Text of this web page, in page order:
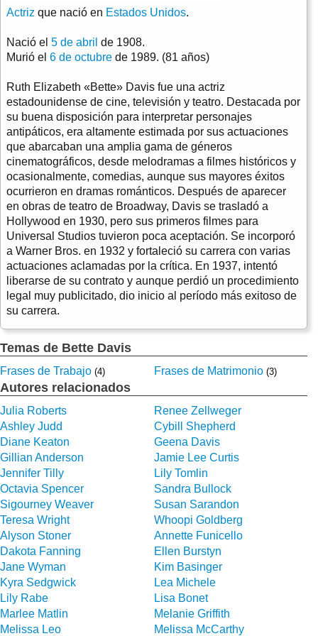
Actriz que nació en Estados Unidos.
Nació el 5 de abril de 1908.
Murió el 6 de octubre de 1989. (81 años)
Ruth Elizabeth «Bette» Davis fue una actriz
estadounidense de cine, televisión y teatro. Destacada por
su buena disposición para interpretar personajes
antipáticos, era altamente estimada por sus actuaciones
que abarcaban una amplia gama de géneros
cinematográficos, desde melodramas a filmes históricos y
ocasionalmente, comedias, aunque sus mayores éxitos
ocurrieron en dramas románticos. Después de aparecer
en obras de teatro de Broadway, Davis se trasladó a
Hollywood en 1930, pero sus primeros filmes para
Universal Studios tuvieron poca aceptación. Se incorporó
a Warner Bros. en 1932 y fortaleció su carrera con varias
actuaciones aclamadas por la crítica. En 1937, intentó
liberarse de su contrato y aunque perdió un procedimiento
legal muy publicitado, dio inicio al período más exitoso de
su carrera.
Temas de Bette Davis
Frases de Trabajo (4) Frases de Matrimonio (3)
Autores relacionados
Julia Roberts
Renee Zellweger
Ashley Judd
Cybill Shepherd
Diane Keaton
Geena Davis
Gillian Anderson
Jamie Lee Curtis
Jennifer Tilly
Lily Tomlin
Octavia Spencer
Sandra Bullock
Sigourney Weaver
Susan Sarandon
Teresa Wright
Whoopi Goldberg
Alyson Stoner
Annette Funicello
Dakota Fanning
Ellen Burstyn
Jane Wyman
Kim Basinger
Kyra Sedgwick
Lea Michele
Lily Rabe
Lisa Bonet
Marlee Matlin
Melanie Griffith
Melissa Leo
Melissa McCarthy